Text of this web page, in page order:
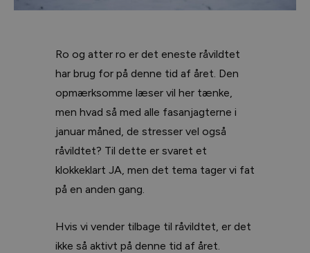
Ro og atter ro er det eneste råvildtet
har brug for på denne tid af året. Den
opmærksomme læser vil her tænke,
men hvad så med alle fasanjagterne i
januar måned, de stresser vel også
råvildtet? Til dette er svaret et
klokkeklart JA, men det tema tager vi fat
på en anden gang.
Hvis vi vender tilbage til råvildtet, er det
ikke så aktivt på denne tid af året.